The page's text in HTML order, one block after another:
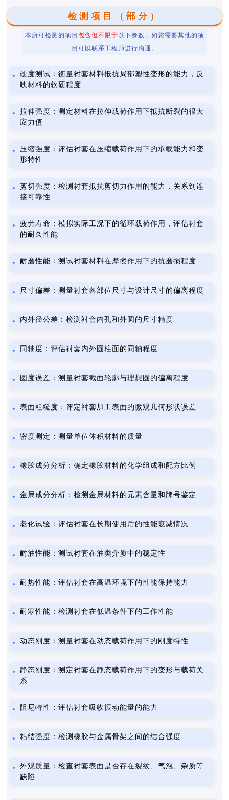
检测项目（部分）
本所可检测的项目 包含但不限于 以下参数，如您需要其他的项
目可以联系工程师进行沟通。
硬度测试：衡量衬套材料抵抗局部塑性变形的能力，反
映材料的软硬程度
拉伸强度：测定材料在拉伸载荷作用下抵抗断裂的很大
应力值
压缩强度：评估衬套在压缩载荷作用下的承载能力和变
形特性
剪切强度：检测衬套抵抗剪切力作用的能力，关系到连
接可靠性
疲劳寿命：模拟实际工况下的循环载荷作用，评估衬套
的耐久性能
耐磨性能：测试衬套材料在摩擦作用下的抗磨损程度
尺寸偏差：测量衬套各部位尺寸与设计尺寸的偏离程度
内外径公差：检测衬套内孔和外圆的尺寸精度
同轴度：评估衬套内外圆柱面的同轴程度
圆度误差：测量衬套截面轮廓与理想圆的偏离程度
表面粗糙度：评定衬套加工表面的微观几何形状误差
密度测定：测量单位体积材料的质量
橡胶成分分析：确定橡胶材料的化学组成和配方比例
金属成分分析：检测金属材料的元素含量和牌号鉴定
老化试验：评估衬套在长期使用后的性能衰减情况
耐油性能：测试衬套在油类介质中的稳定性
耐热性能：评估衬套在高温环境下的性能保持能力
耐寒性能：检测衬套在低温条件下的工作性能
动态刚度：测量衬套在动态载荷作用下的刚度特性
静态刚度：测定衬套在静态载荷作用下的变形与载荷关
系
阻尼特性：评估衬套吸收振动能量的能力
粘结强度：检测橡胶与金属骨架之间的结合强度
外观质量：检查衬套表面是否存在裂纹、气泡、杂质等
缺陷